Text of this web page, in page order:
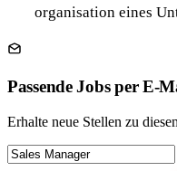
organisation eines
Passende Jobs per E-
Erhalte neue Stellen zu